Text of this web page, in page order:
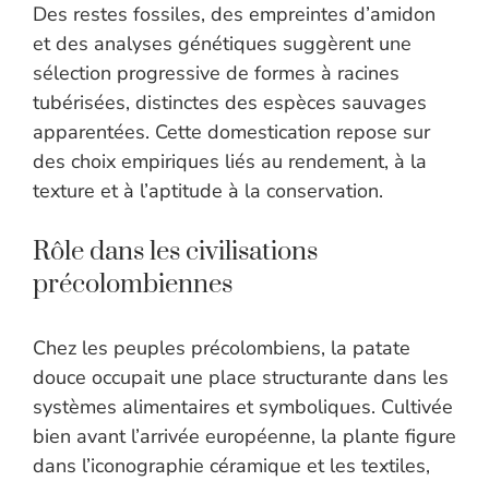
Des restes fossiles, des empreintes d’amidon
et des analyses génétiques suggèrent une
sélection progressive de formes à racines
tubérisées, distinctes des espèces sauvages
apparentées. Cette domestication repose sur
des choix empiriques liés au rendement, à la
texture et à l’aptitude à la conservation.
Rôle dans les civilisations
précolombiennes
Chez les peuples précolombiens, la patate
douce occupait une place structurante dans les
systèmes alimentaires et symboliques. Cultivée
bien avant l’arrivée européenne, la plante figure
dans l’iconographie céramique et les textiles,